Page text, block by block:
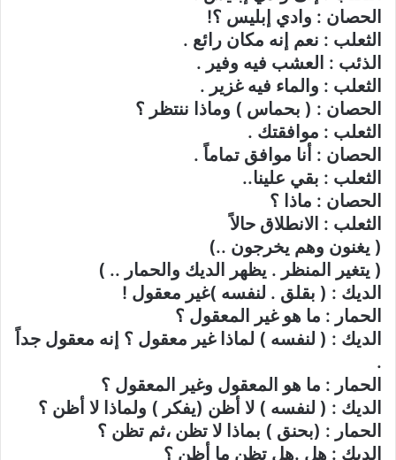
الحصان : وادي إبليس ؟!
الثعلب : نعم إنه مكان رائع .
الذئب : العشب فيه وفير .
الثعلب : والماء فيه غزير .
الحصان : ( بحماس ) وماذا ننتظر ؟
الثعلب : موافقتك .
الحصان : أنا موافق تماماً .
الثعلب : بقي علينا..
الحصان : ماذا ؟
الثعلب : الانطلاق حالاً
( يغنون وهم يخرجون ..)
( يتغير المنظر . يظهر الديك والحمار .. )
الديك : ( بقلق . لنفسه )غير معقول !
الحمار : ما هو غير المعقول ؟
الديك : ( لنفسه ) لماذا غير معقول ؟ إنه معقول جداً
.
الحمار : ما هو المعقول وغير المعقول ؟
الديك : ( لنفسه ) لا أظن (يفكر ) ولماذا لا أظن ؟
الحمار : (بحنق ) بماذا لا تظن ،ثم تظن ؟
الديك : هل .هل تظن ما أظن ؟